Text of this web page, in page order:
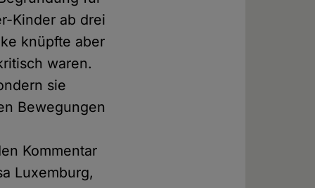
Kinder ab drei
knüpfte aber
waren.
sie
Bewegungen
Kommentar
Luxemburg,